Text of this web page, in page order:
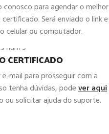
para agendar o melhor
Será enviado o link e
celular ou computador.
CERTIFICADO
mail para prosseguir com a
tenha dúvidas, podever aqui
ou solicitar ajuda do suporte.